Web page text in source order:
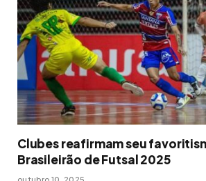
Clubes reafirmam seu
Brasileirão de Futsal 2025
outubro 10, 2025